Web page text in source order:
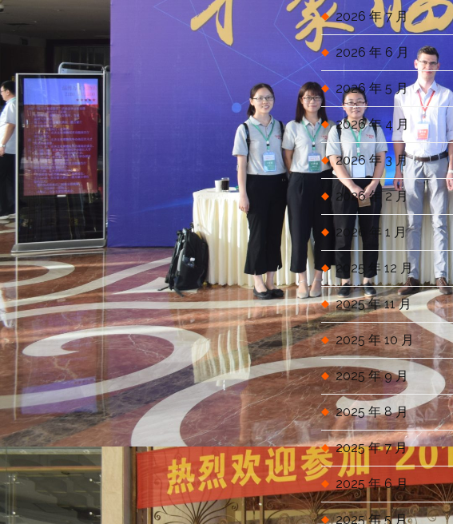
2026 年 7 月
2026 年 6 月
2026 年 5 月
2026 年 4 月
2026 年 3 月
2026 年 2 月
2026 年 1 月
2025 年 12 月
2025 年 11 月
2025 年 10 月
2025 年 9 月
2025 年 8 月
2025 年 7 月
2025 年 6 月
2025 年 5 月